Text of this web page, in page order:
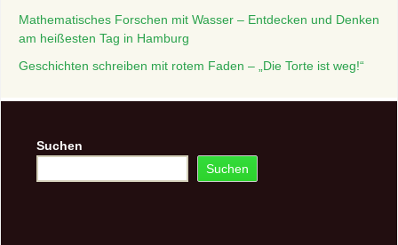
Mathematisches Forschen mit Wasser – Entdecken und Denken
am heißesten Tag in Hamburg
Geschichten schreiben mit rotem Faden – „Die Torte ist weg!“
Suchen
Suchen